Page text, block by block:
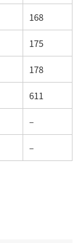
168
175
178
611
–
–